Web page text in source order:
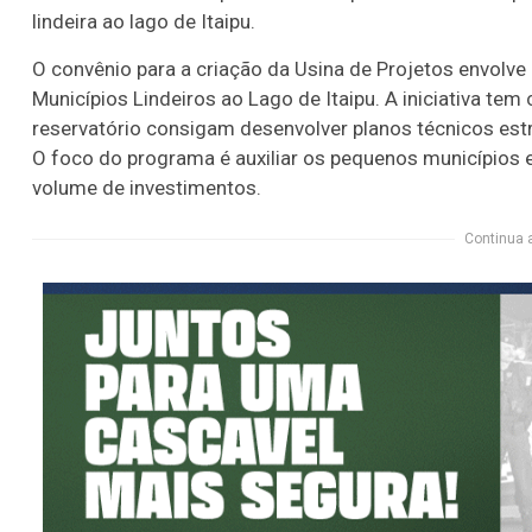
lindeira ao lago de Itaipu.
O convênio para a criação da Usina de Projetos
Municípios Lindeiros ao Lago de Itaipu. A iniciativa
reservatório consigam desenvolver planos técnicos
O foco do programa é auxiliar os pequenos
volume de investimentos.
Continua